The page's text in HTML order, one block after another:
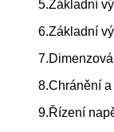
5.Základní
6.Základní
8.Chránění
9.Řízení